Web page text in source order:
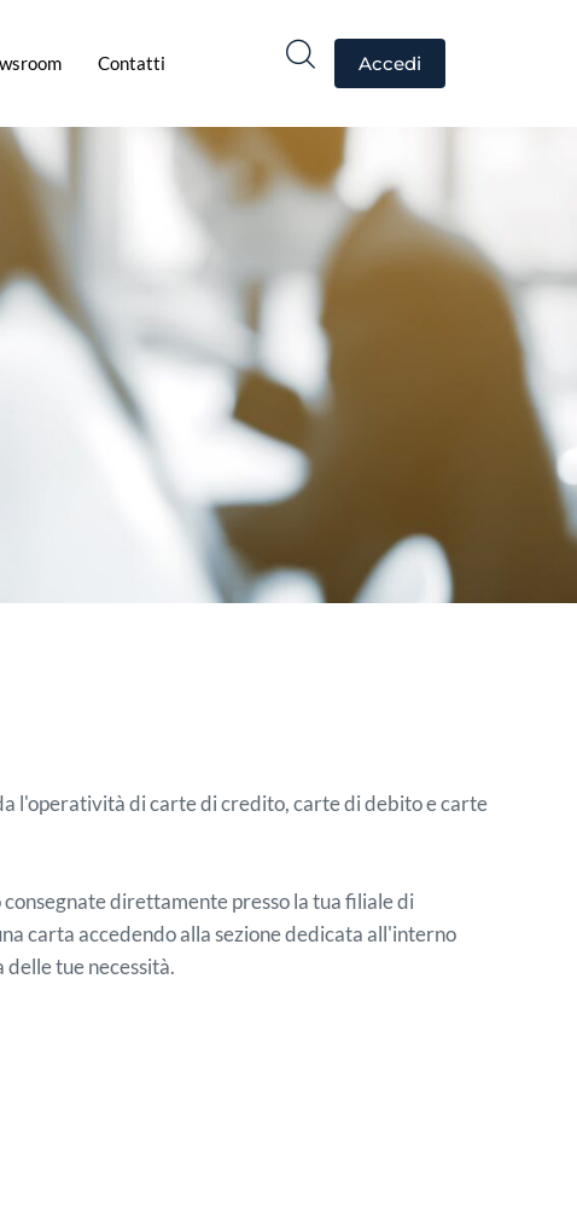
Contatti Accedi
l'operatività di carte di credito, carte di debito e carte
direttamente presso la tua filiale di
carta accedendo alla sezione dedicata all'interno
tue necessità.